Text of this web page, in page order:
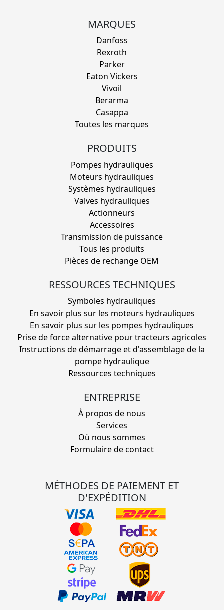
MARQUES
Danfoss
Rexroth
Parker
Eaton Vickers
Vivoil
Berarma
Casappa
Toutes les marques
PRODUITS
Pompes hydrauliques
Moteurs hydrauliques
Systèmes hydrauliques
Valves hydrauliques
Actionneurs
Accessoires
Transmission de puissance
Tous les produits
Pièces de rechange OEM
RESSOURCES TECHNIQUES
Symboles hydrauliques
En savoir plus sur les moteurs hydrauliques
En savoir plus sur les pompes hydrauliques
Prise de force alternative pour tracteurs agricoles
Instructions de démarrage et d'assemblage de la
pompe hydraulique
Ressources techniques
ENTREPRISE
À propos de nous
Services
Où nous sommes
Formulaire de contact
MÉTHODES DE PAIEMENT ET
D'EXPÉDITION